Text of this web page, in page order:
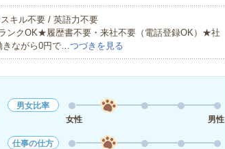
キル不要 / 英語力不要
ンクOK★履歴書不要・来社不要（電話登録OK）★社
きながら0円で…つづきを見る
男女比率
女性
男性
仕事の仕方